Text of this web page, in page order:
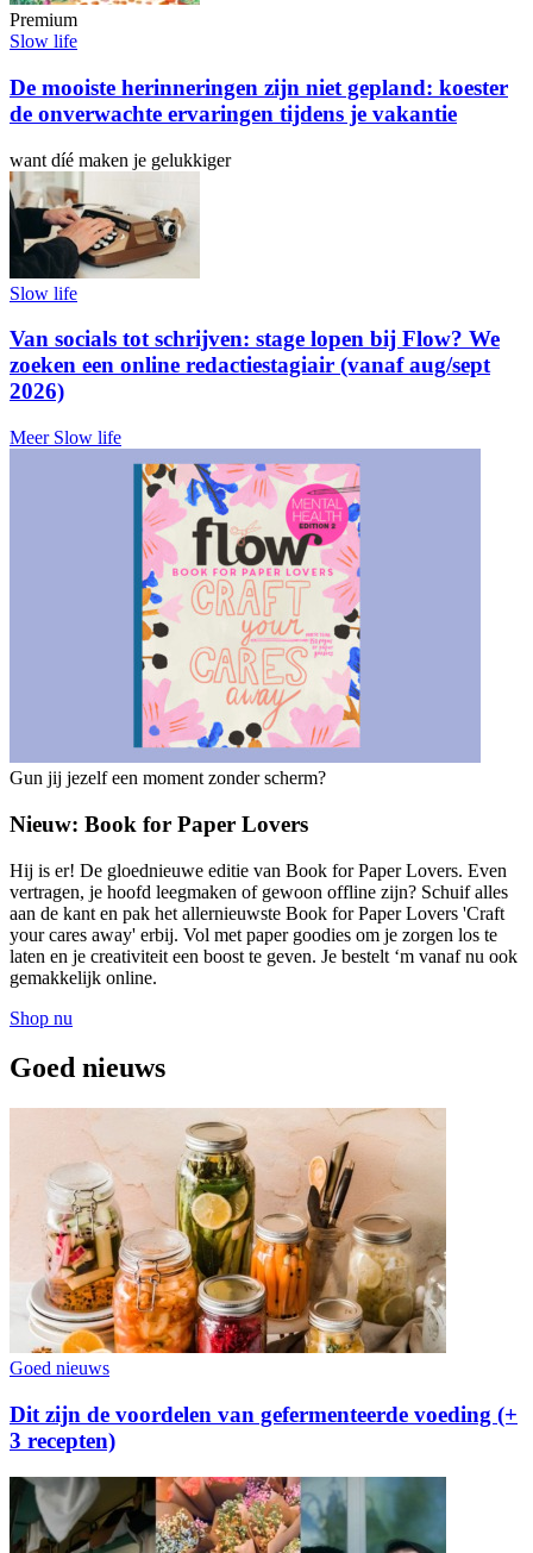
Premium
Slow life
De mooiste herinneringen zijn niet gepland: koester
de onverwachte ervaringen tijdens je vakantie
want díé maken je gelukkiger
Slow life
Van socials tot schrijven: stage lopen bij Flow? We
zoeken een online redactiestagiair (vanaf aug/sept
2026)
Meer Slow life
Gun jij jezelf een moment zonder scherm?
Nieuw: Book for Paper Lovers
Hij is er! De gloednieuwe editie van Book for Paper Lovers. Even
vertragen, je hoofd leegmaken of gewoon offline zijn? Schuif alles
aan de kant en pak het allernieuwste Book for Paper Lovers 'Craft
your cares away' erbij. Vol met paper goodies om je zorgen los te
laten en je creativiteit een boost te geven. Je bestelt ‘m vanaf nu ook
gemakkelijk online.
Shop nu
Goed nieuws
Goed nieuws
Dit zijn de voordelen van gefermenteerde voeding (+
3 recepten)